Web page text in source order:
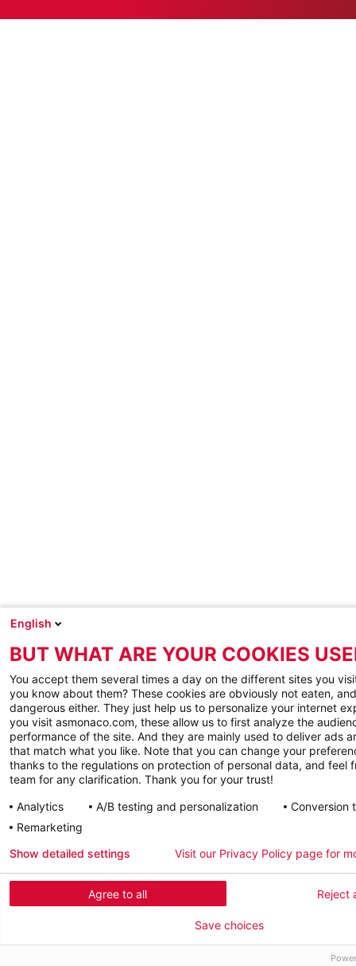
English
BUT WHAT ARE YOUR COOKIES
You accept them several times a day on the different sites you
you know about them? These cookies are obviously not eaten,
dangerous either. They just help us to personalize your internet
you visit asmonaco.com, these allow us to first analyze the
performance of the site. And they are mainly used to deliver ads
that match what you like. Note that you can change your
thanks to the regulations on protection of personal data, and feel
team for any clarification. Thank you for your trust!
Analytics
A/B testing and personalization
Conversion
Remarketing
Agree to all Reject
Show detailed settings Visit our Privacy Policy page for
Save choices